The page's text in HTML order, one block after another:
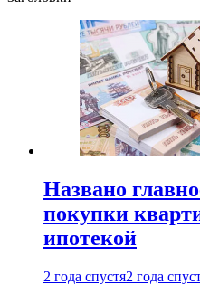
Названо
покупки
ипотекой
2 года спустя2 года